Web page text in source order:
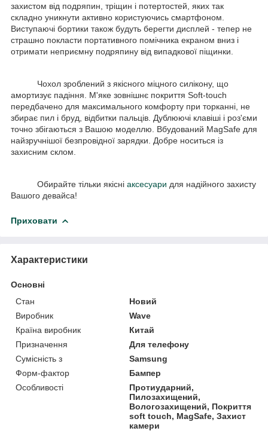
захистом від подряпин, тріщин і потертостей, яких так
складно уникнути активно користуючись смартфоном.
Виступаючі бортики також будуть берегти дисплей - тепер не
страшно покласти портативного помічника екраном вниз і
отримати неприємну подряпину від випадкової піщинки.
Чохол зроблений з якісного міцного силікону, що
амортизує падіння. М'яке зовнішнє покриття Soft-touch
передбачено для максимального комфорту при торканні, не
збирає пил і бруд, відбитки пальців. Дублюючі клавіші і роз'єми
точно збігаються з Вашою моделлю. Вбудований MagSafe для
найзручнішої безпровідної зарядки. Добре носиться із
захисним склом.
Обирайте тільки якісні аксесуари для надійного захисту
Вашого девайса!
Приховати
Характеристики
Основні
Стан
Новий
Виробник
Wave
Країна виробник
Китай
Призначення
Для телефону
Сумісність з
Samsung
Форм-фактор
Бампер
Особливості
Протиударний,
Пилозахищений,
Вологозахищений, Покриття
soft touch, MagSafe, Захист
камери